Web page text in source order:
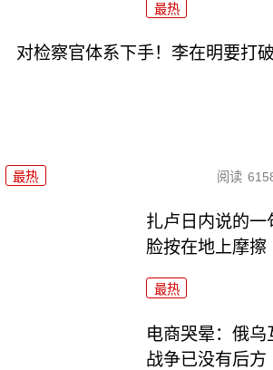
最热
对检察官体系下手！李在明要打
最热 阅读
扎卢日内说的一
脸按在地上摩擦
最热
电商哭晕：俄乌
战争已没有后方